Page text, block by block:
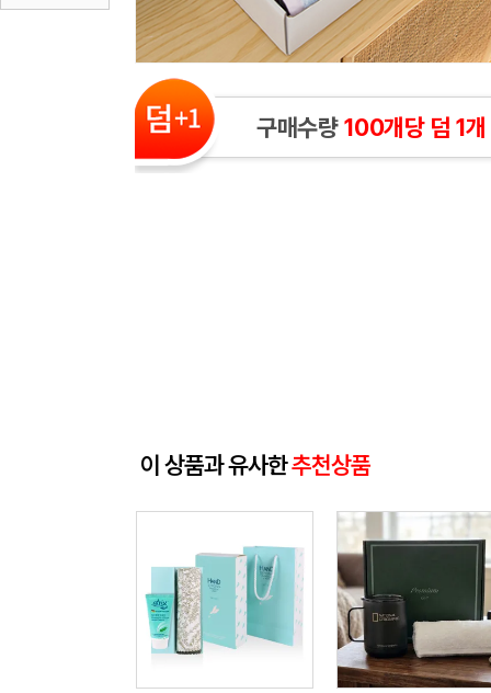
구매수량100개당 덤 1개
이 상품과 유사한추천상품